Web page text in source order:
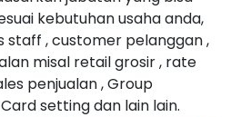
kebutuhan usaha anda,
staff , customer pelanggan ,
misal retail grosir , rate
penjualan , Group
setting dan lain lain.